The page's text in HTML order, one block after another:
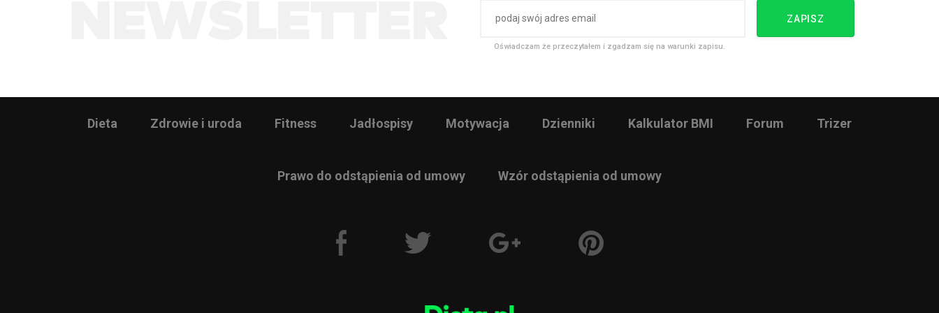
ZAPISZ
Oświadczam że przeczytałem i zgadzam się na warunki zapisu.
Dieta Zdrowie i uroda Fitness Jadłospisy Motywacja Dzienniki Kalkulator BMI Forum Trizer
Prawo do odstąpienia od umowy Wzór odstąpienia od umowy